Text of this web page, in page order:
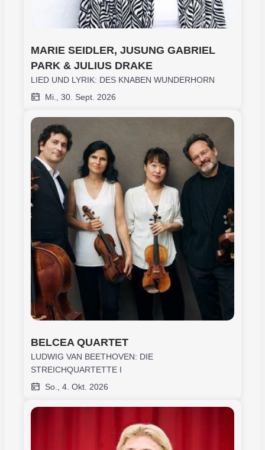
MARIE SEIDLER, JUSUNG GABRIEL
PARK & JULIUS DRAKE
LIED UND LYRIK: DES KNABEN WUNDERHORN
Mi., 30. Sept. 2026
BELCEA QUARTET
LUDWIG VAN BEETHOVEN: DIE
STREICHQUARTETTE I
So., 4. Okt. 2026